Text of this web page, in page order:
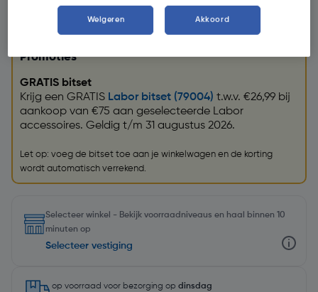
Promoties
GRATIS bitset
Krijg een GRATIS Labor bitset (79004) t.w.v. €26,99 bij
aankoop van €75 aan geselecteerde Labor
accessoires. Geldig t/m 31 augustus 2026.
Let op: voeg de bitset toe aan je winkelwagen en de korting
wordt automatisch verrekend.
Selecteer winkel - Bekijk voorraadniveaus en haal binnen 10
minuten op
Selecteer vestiging
op voorraad voor bezorging op dinsdag
Weigeren Akkoord